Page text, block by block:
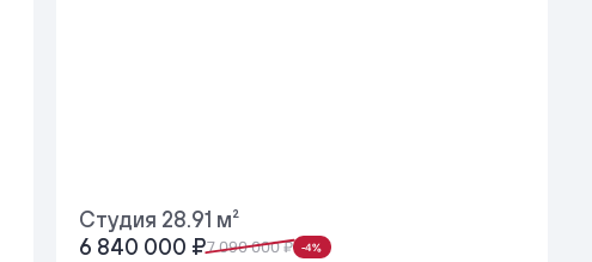
Студия 28.91 м²
6 840 000 ₽7 090 000 ₽ -4%